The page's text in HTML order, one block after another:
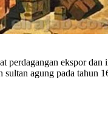
ekspor
sultan agung pada tahun